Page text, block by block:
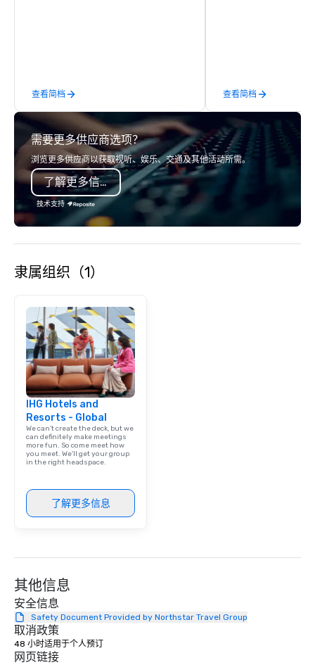
years of industry experience and
commitment to exceptional customer
service set us apart. We deliver
smart, reliable solutions designed to
make the end-user experience
seamless from start to finish. We are
also a certified WOSB.
查看简档
catering industry.
查看简档
需要更多供应商选项？
浏览更多供应商以获取视听、娱乐、交通及其他活动所需。
了解更多信息
技术支持
隶属组织（1）
IHG Hotels and
Resorts - Global
We can't create the deck, but we
can definitely make meetings
more fun. So come meet how
you meet. We'll get your group
in the right headspace.
了解更多信息
其他信息
安全信息
Safety Document Provided by Northstar Travel Group
取消政策
48 小时适用于个人预订
网页链接